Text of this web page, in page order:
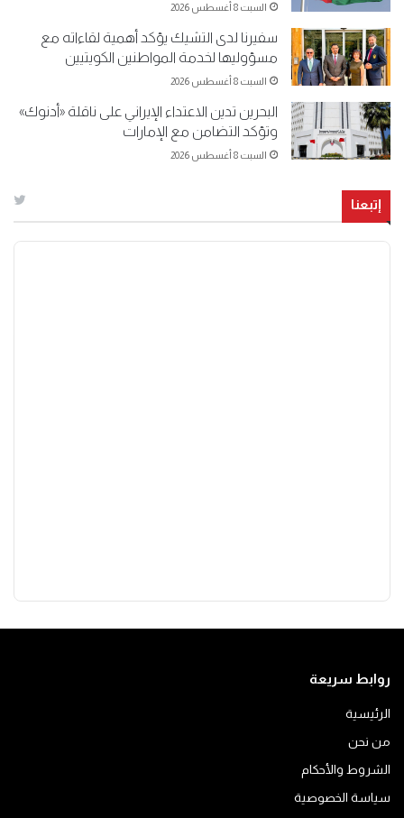
السبت 8 أغسطس 2026
سفيرنا لدى التشيك يؤكد أهمية لقاءاته مع
مسؤوليها لخدمة المواطنين الكويتيين
السبت 8 أغسطس 2026
البحرين تدين الاعتداء الإيراني على ناقلة «أدنوك»
وتؤكد التضامن مع الإمارات
السبت 8 أغسطس 2026
إتبعنا
روابط سريعة
الرئيسية
من نحن
الشروط والأحكام
سياسة الخصوصية